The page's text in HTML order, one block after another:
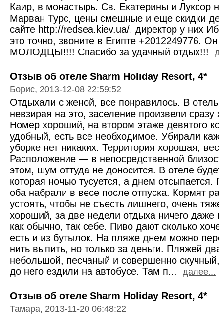
Каир, в монастырь. Св. Екатерины и Луксор
Марван Турс, цены смешные и еще скидки
сайте http://redsea.kiev.ua/, директор у них
это точно, звоните в Египте +2012249776.
МОЛОДЦЫ!!!! Спасибо за удачный отдых!!!
Отзыв об отеле Sharm Holiday Resort, 4*
Борис, 2013-12-08 22:59:52
Отдыхали с женой, все понравилось. В
невзирая на это, заселение произвели
Номер хороший, на втором этаже девятого
удобный, есть все необходимое. Убирали
уборке нет никаких. Территория хорошая,
Расположение — в непосредственной
этом, шум оттуда не доносится. В отеле
которая ночью тусуется, а днем
оба набрали в весе после отпуска. Кормят
устоять, чтобы не съесть лишнего, очень
хороший, за две недели отдыха ничего
как обычно, так себе. Пиво дают сколько
есть и из бутылок. На пляже днем можно
нить выпить, но только за деньги. Пляжей
небольшой, песчаный и совершенно
до него ездили на автобусе. Там п... далее...
Отзыв об отеле Sharm Holiday Resort, 4*
Тамара, 2013-11-20 06:48:22